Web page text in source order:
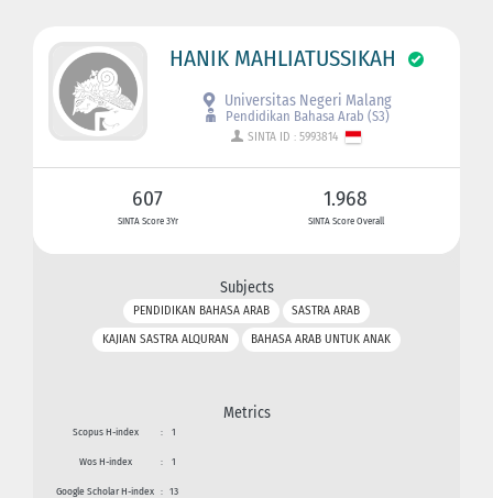
HANIK MAHLIATUSSIKAH
Universitas Negeri Malang
Pendidikan Bahasa Arab (S3)
SINTA ID : 5993814
607
SINTA Score 3Yr
1.968
SINTA Score Overall
Subjects
PENDIDIKAN BAHASA ARAB
SASTRA ARAB
KAJIAN SASTRA ALQURAN
BAHASA ARAB UNTUK ANAK
Metrics
Scopus H-index : 1
Wos H-index : 1
Google Scholar H-index : 13